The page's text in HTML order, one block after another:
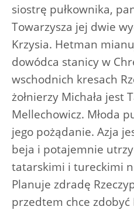
siostrę pułkownika,
Towarzysza jej dwie
Krzysia. Hetman
dowódca stanicy w
wschodnich kresach
żołnierzy Michała jest
Mellechowicz. Młoda
jego pożądanie. Azja
beja i potajemnie
tatarskimi i tureckimi
Planuje zdradę
przedtem chce zdobyć